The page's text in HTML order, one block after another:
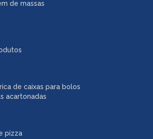
de massas
de caixas para bolos
acartonadas
pizza